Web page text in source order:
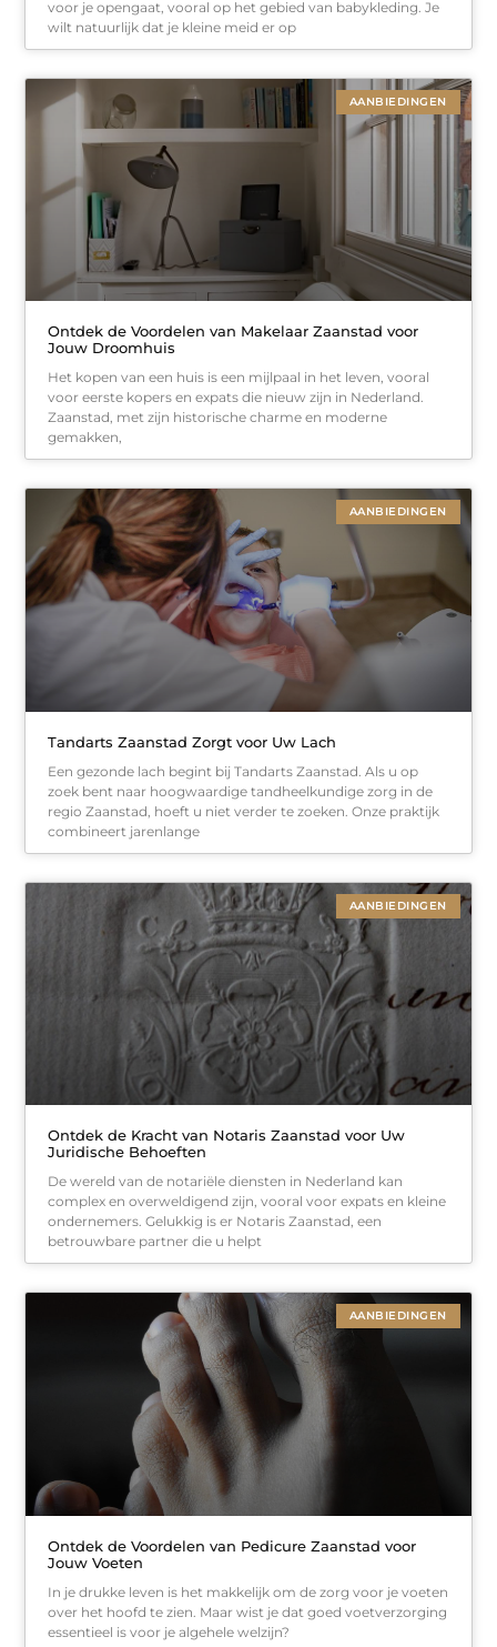
voor je opengaat, vooral op het gebied van babykleding. Je
wilt natuurlijk dat je kleine meid er op
AANBIEDINGEN
Ontdek de Voordelen van Makelaar Zaanstad voor
Jouw Droomhuis
Het kopen van een huis is een mijlpaal in het leven, vooral
voor eerste kopers en expats die nieuw zijn in Nederland.
Zaanstad, met zijn historische charme en moderne
gemakken,
AANBIEDINGEN
Tandarts Zaanstad Zorgt voor Uw Lach
Een gezonde lach begint bij Tandarts Zaanstad. Als u op
zoek bent naar hoogwaardige tandheelkundige zorg in de
regio Zaanstad, hoeft u niet verder te zoeken. Onze praktijk
combineert jarenlange
AANBIEDINGEN
Ontdek de Kracht van Notaris Zaanstad voor Uw
Juridische Behoeften
De wereld van de notariële diensten in Nederland kan
complex en overweldigend zijn, vooral voor expats en kleine
ondernemers. Gelukkig is er Notaris Zaanstad, een
betrouwbare partner die u helpt
AANBIEDINGEN
Ontdek de Voordelen van Pedicure Zaanstad voor
Jouw Voeten
In je drukke leven is het makkelijk om de zorg voor je voeten
over het hoofd te zien. Maar wist je dat goed voetverzorging
essentieel is voor je algehele welzijn?